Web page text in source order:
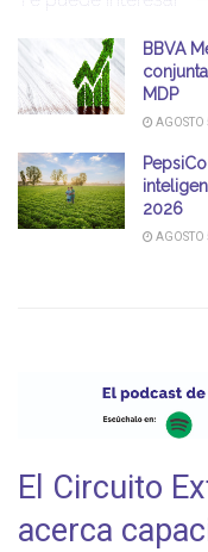
BBVA
MDP
AGOSTO
2026
AGOSTO
El Circuito
acerca